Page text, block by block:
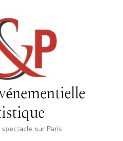
sur Paris